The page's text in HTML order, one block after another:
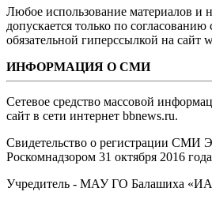
Любое использование материалов и
допускается только по согласованию
обязательной гиперссылкой на сайт
ИНФОРМАЦИЯ О СМИ
Сетевое средство массовой
сайт в сети интернет bbnews.ru.
Свидетельство о регистрации
Роскомнадзором 31 октября 2016 года
Учредитель - МАУ ГО Балашиха «ИА